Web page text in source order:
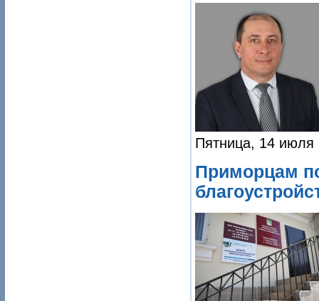
Пятница, 14 июля
Приморцам